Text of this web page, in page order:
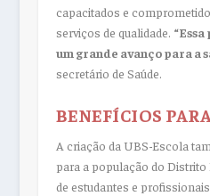
capacitados e
serviços de qualidade.
um grande avanço para a
secretário de Saúde.
BENEFÍCIOS
A criação da UBS-Escola
para a população do Distrito
de estudantes e